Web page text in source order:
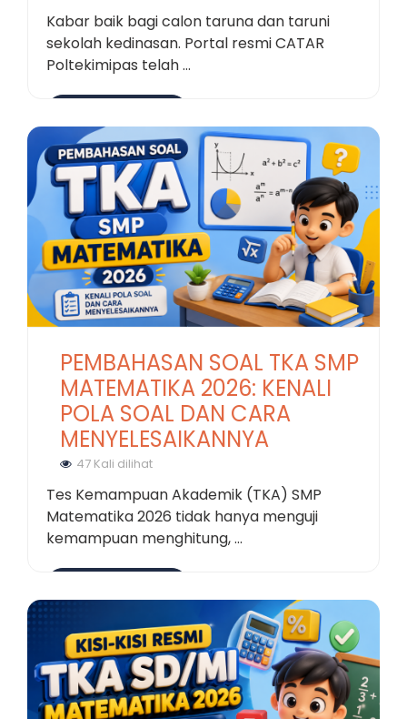
Kabar baik bagi calon taruna dan taruni
sekolah kedinasan. Portal resmi CATAR
Poltekimipas telah ...
PEMBAHASAN SOAL TKA SMP
MATEMATIKA 2026: KENALI
POLA SOAL DAN CARA
MENYELESAIKANNYA
47 Kali dilihat
Tes Kemampuan Akademik (TKA) SMP
Matematika 2026 tidak hanya menguji
kemampuan menghitung, ...